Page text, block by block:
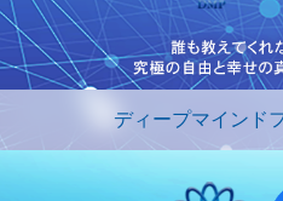
ディープマインド